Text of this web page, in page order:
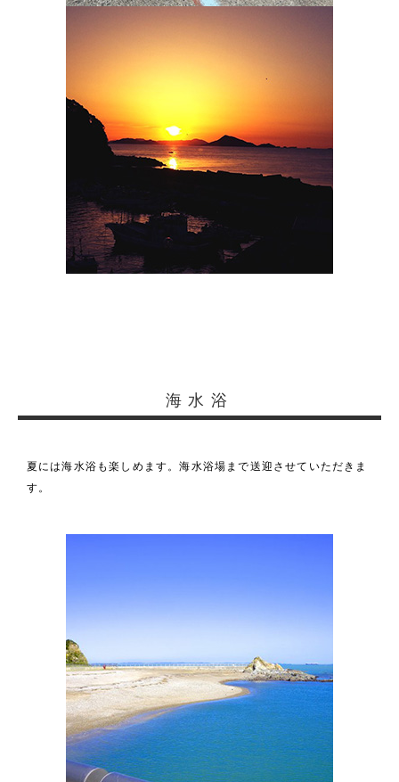
海水浴
夏には海水浴も楽しめます。海水浴場まで送迎させていただきま
す。